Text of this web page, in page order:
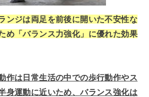
ンジは両足を前後に開いた不安性な
め「バランス力強化」に優れた効果
作は日常生活の中での歩行動作やス
身運動に近いため、バランス強化は